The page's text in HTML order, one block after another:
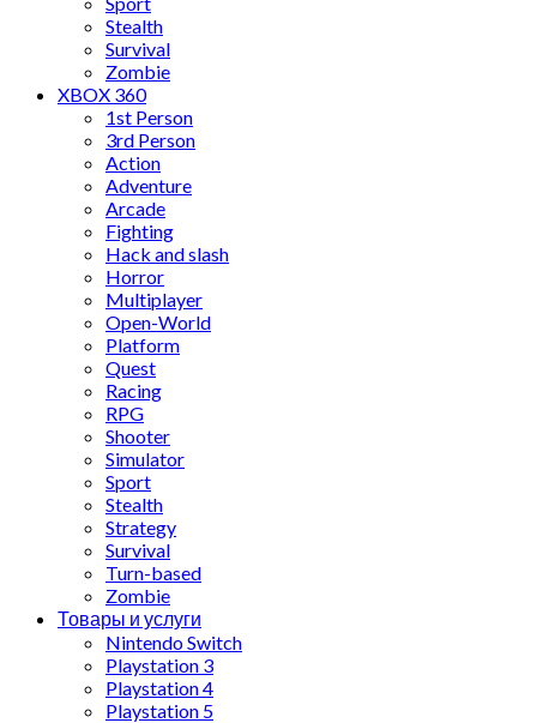
Stealth
Survival
Zombie
XBOX 360
1st Person
3rd Person
Action
Adventure
Arcade
Fighting
Hack and slash
Horror
Multiplayer
Open-World
Platform
Quest
Racing
RPG
Shooter
Simulator
Sport
Stealth
Strategy
Survival
Turn-based
Zombie
Товары и услуги
Nintendo Switch
Playstation 3
Playstation 4
Playstation 5